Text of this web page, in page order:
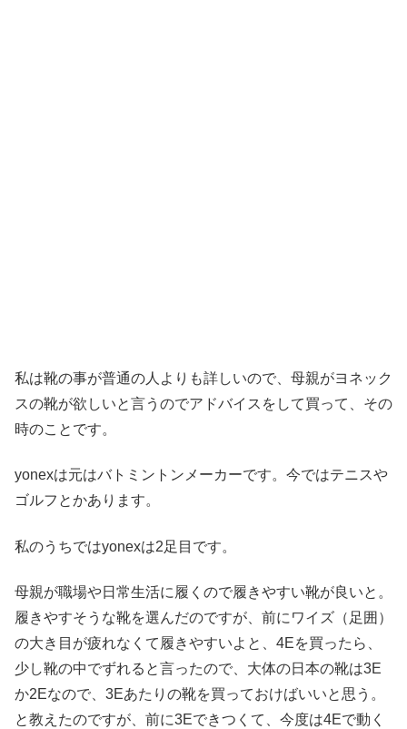
私は靴の事が普通の人よりも詳しいので、母親がヨネック
スの靴が欲しいと言うのでアドバイスをして買って、その
時のことです。
yonexは元はバトミントンメーカーです。今ではテニスや
ゴルフとかあります。
私のうちではyonexは2足目です。
母親が職場や日常生活に履くので履きやすい靴が良いと。
履きやすそうな靴を選んだのですが、前にワイズ（足囲）
の大き目が疲れなくて履きやすいよと、4Eを買ったら、
少し靴の中でずれると言ったので、大体の日本の靴は3E
か2Eなので、3Eあたりの靴を買っておけばいいと思う。
と教えたのですが、前に3Eできつくて、今度は4Eで動く